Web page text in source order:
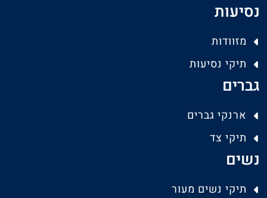
נסיעות
מזוודות
תיקי נסיעות
גברים
ארנקי גברים
תיקי צד
נשים
תיקי נשים מעור